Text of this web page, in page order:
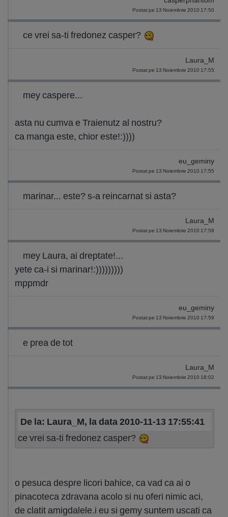
Postat pe 13 Noiembrie 2010 17:50
ce vrei sa-ti fredonez casper?
Laura_M
Postat pe 13 Noiembrie 2010 17:55
mey caspere...
asta nu cumva e Traienutz al nostru?
ca manga este, chior este!:))))
eu_geminy
Postat pe 13 Noiembrie 2010 17:55
marinar... este? s-a reincarnat si asta?
Laura_M
Postat pe 13 Noiembrie 2010 17:58
mey Laura, ai dreptate!...
yete ca-i si marinar!:)))))))))
mppmdr
eu_geminy
Postat pe 13 Noiembrie 2010 17:59
e prea de tot
Laura_M
Postat pe 13 Noiembrie 2010 18:02
De la: Laura_M, la data 2010-11-13 17:55:41
ce vrei sa-ti fredonez casper?
o pesuca despre licori bahice, ca vad ca ai o
pinacoteca zdravana acolo si nu oferi nimic aci,
de clatit amigdalele.i eu si gemy suntem uscati ca